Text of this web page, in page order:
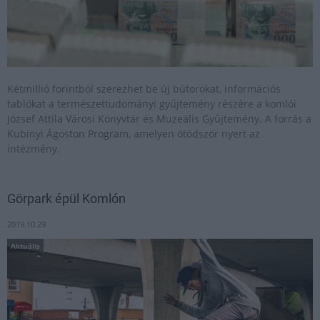
Kétmillió forintból szerezhet be új bútorokat, információs
tablókat a természettudományi gyűjtemény részére a komlói
József Attila Városi Könyvtár és Muzeális Gyűjtemény. A forrás a
Kubinyi Ágoston Program, amelyen ötödször nyert az
intézmény.
Görpark épül Komlón
2019.10.29
Aktuális